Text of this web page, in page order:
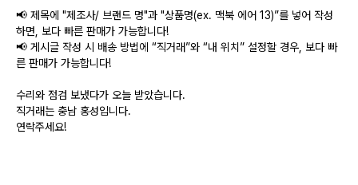
📢 제목에 "제조사/ 브랜드 명"과 "상품명(ex. 맥북 에어 13)”를 넣어 작성
하면, 보다 빠른 판매가 가능합니다!
📢 게시글 작성 시 배송 방법에 “직거래”와 “내 위치” 설정할 경우, 보다 빠
른 판매가 가능합니다!
수리와 점검 보냈다가 오늘 받았습니다.
직거래는 충남 홍성입니다.
연락주세요!